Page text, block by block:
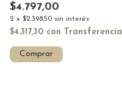
$4.797,00
2 x $2.398,50 sin interés
$4.317,30 con Transferencia
Comprar